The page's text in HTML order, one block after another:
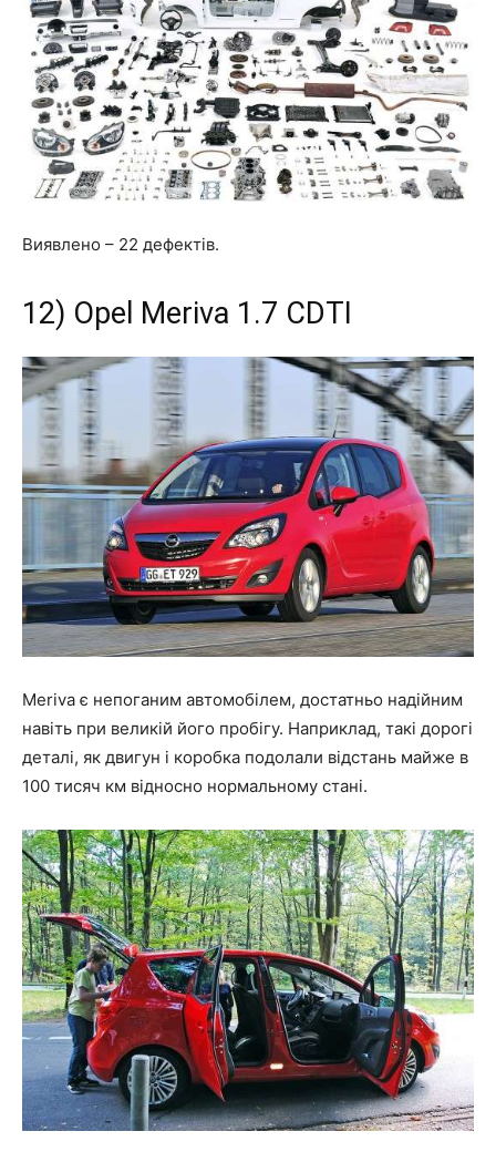
Виявлено – 22 дефектів.
12) Opel Meriva 1.7 CDTI
Meriva є непоганим автомобілем, достатньо надійним
навіть при великій його пробігу. Наприклад, такі дорогі
деталі, як двигун і коробка подолали відстань майже в
100 тисяч км відносно нормальному стані.